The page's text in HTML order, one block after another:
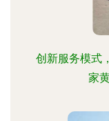
创新服务模式
家